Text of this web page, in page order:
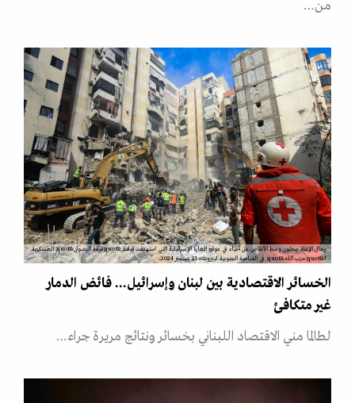
من…
رجال الإنقاذ يبحثون وسط الأنقاض عن أحياء في موقع الغارة الإسرائيلية التي استهدفت قيادة &quot;فرقة الرضوان&quot; العسكرية
لـ&quot;حزب الله&quot; في الضاحية الجنوبية لبيروت، 21 سبتمبر 2024.
الخسائر الاقتصادية بين لبنان وإسرائيل... فائض الدمار
غير متكافئ
لطالما مني الاقتصاد اللبناني بخسائر ونتائج مريرة جراء…